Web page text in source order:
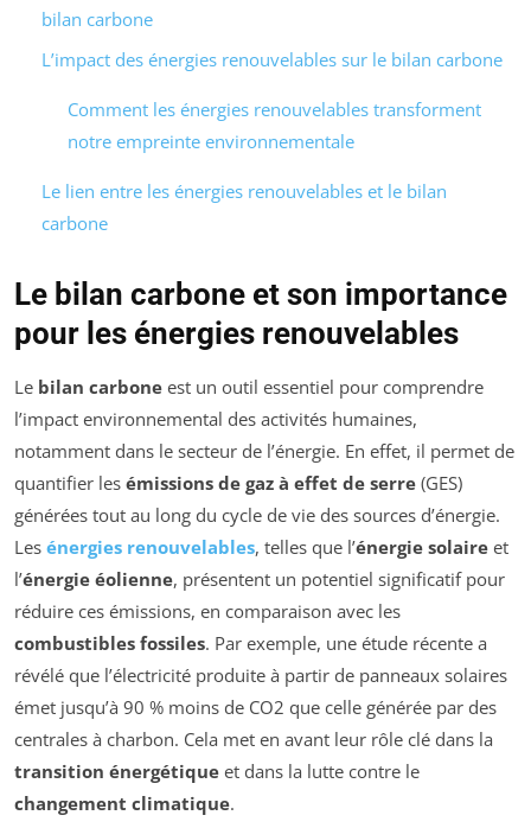
bilan carbone
L’impact des énergies renouvelables sur le bilan carbone
Comment les énergies renouvelables transforment
notre empreinte environnementale
Le lien entre les énergies renouvelables et le bilan
carbone
Le bilan carbone et son importance
pour les énergies renouvelables
Le bilan carbone est un outil essentiel pour comprendre
l’impact environnemental des activités humaines,
notamment dans le secteur de l’énergie. En effet, il permet de
quantifier les émissions de gaz à effet de serre (GES)
générées tout au long du cycle de vie des sources d’énergie.
Les énergies renouvelables, telles que l’énergie solaire et
l’énergie éolienne, présentent un potentiel significatif pour
réduire ces émissions, en comparaison avec les
combustibles fossiles. Par exemple, une étude récente a
révélé que l’électricité produite à partir de panneaux solaires
émet jusqu’à 90 % moins de CO2 que celle générée par des
centrales à charbon. Cela met en avant leur rôle clé dans la
transition énergétique et dans la lutte contre le
changement climatique.